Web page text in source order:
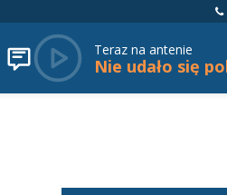
Teraz na antenie